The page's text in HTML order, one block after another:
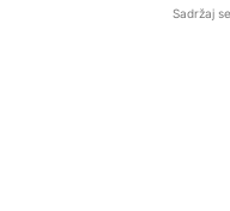
Sadržaj